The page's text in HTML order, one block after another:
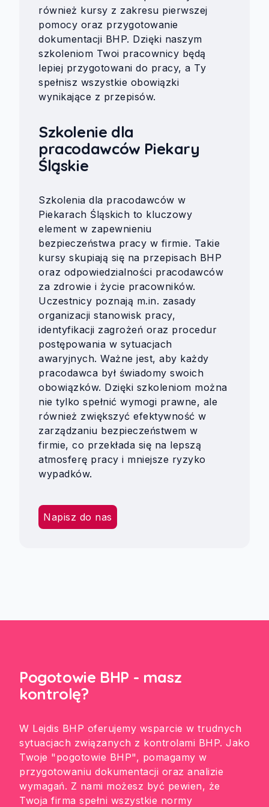
również kursy z zakresu pierwszej
pomocy oraz przygotowanie
dokumentacji BHP. Dzięki naszym
szkoleniom Twoi pracownicy będą
lepiej przygotowani do pracy, a Ty
spełnisz wszystkie obowiązki
wynikające z przepisów.
Szkolenie dla
pracodawców Piekary
Śląskie
Szkolenia dla pracodawców w
Piekarach Śląskich to kluczowy
element w zapewnieniu
bezpieczeństwa pracy w firmie. Takie
kursy skupiają się na przepisach BHP
oraz odpowiedzialności pracodawców
za zdrowie i życie pracowników.
Uczestnicy poznają m.in. zasady
organizacji stanowisk pracy,
identyfikacji zagrożeń oraz procedur
postępowania w sytuacjach
awaryjnych. Ważne jest, aby każdy
pracodawca był świadomy swoich
obowiązków. Dzięki szkoleniom można
nie tylko spełnić wymogi prawne, ale
również zwiększyć efektywność w
zarządzaniu bezpieczeństwem w
firmie, co przekłada się na lepszą
atmosferę pracy i mniejsze ryzyko
wypadków.
Napisz do nas
Pogotowie BHP - masz
kontrolę?
W Lejdis BHP oferujemy wsparcie w trudnych
sytuacjach związanych z kontrolami BHP. Jako
Twoje "pogotowie BHP", pomagamy w
przygotowaniu dokumentacji oraz analizie
wymagań. Z nami możesz być pewien, że
Twoja firma spełni wszystkie normy